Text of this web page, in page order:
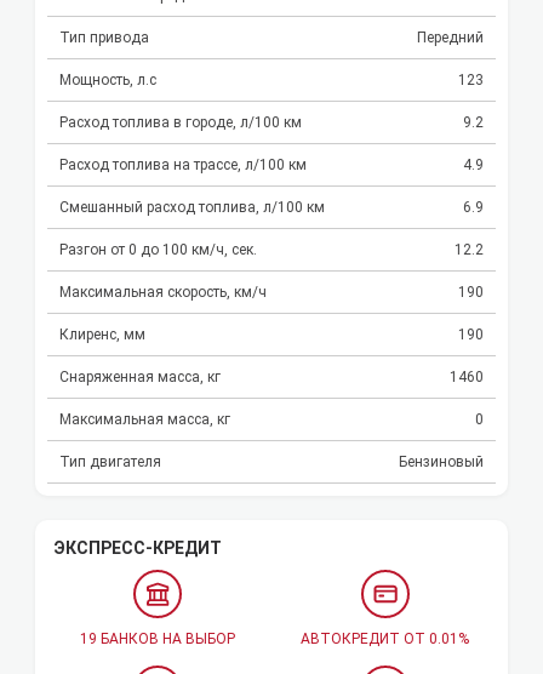
Тип привода Передний
Мощность, л.с 123
Расход топлива в городе, л/100 км 9.2
Расход топлива на трассе, л/100 км 4.9
Смешанный расход топлива, л/100 км 6.9
Разгон от 0 до 100 км/ч, сек. 12.2
Максимальная скорость, км/ч 190
Клиренс, мм 190
Снаряженная масса, кг 1460
Максимальная масса, кг 0
Тип двигателя Бензиновый
ЭКСПРЕСС-КРЕДИТ
19 БАНКОВ НА ВЫБОР АВТОКРЕДИТ ОТ 0.01%